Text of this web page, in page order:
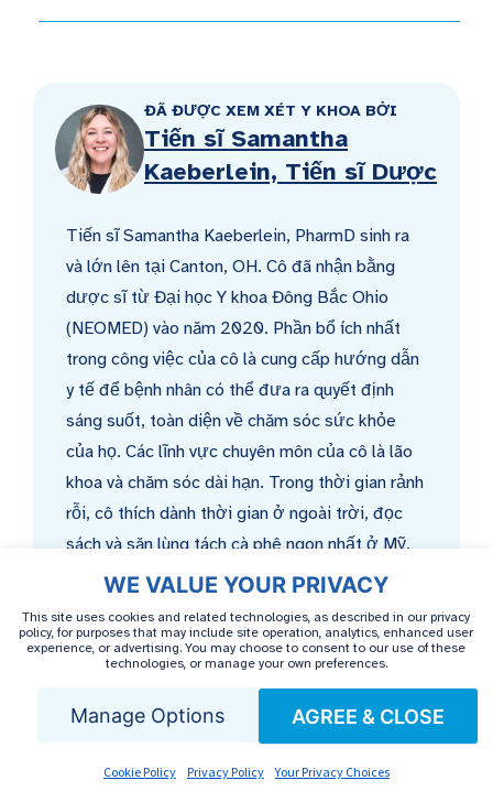
WE VALUE YOUR PRIVACY
This site uses cookies and related technologies, as described in our privacy
policy, for purposes that may include site operation, analytics, enhanced user
experience, or advertising. You may choose to consent to our use of these
technologies, or manage your own preferences.
Manage Options AGREE & CLOSE
Cookie Policy Privacy Policy Your Privacy Choices
ĐÃ ĐƯỢC XEM XÉT Y KHOA BỞI
Tiến sĩ Samantha
Kaeberlein, Tiến sĩ Dược
Tiến sĩ Samantha Kaeberlein, PharmD sinh ra
và lớn lên tại Canton, OH. Cô đã nhận bằng
dược sĩ từ Đại học Y khoa Đông Bắc Ohio
(NEOMED) vào năm 2020. Phần bổ ích nhất
trong công việc của cô là cung cấp hướng dẫn
y tế để bệnh nhân có thể đưa ra quyết định
sáng suốt, toàn diện về chăm sóc sức khỏe
của họ. Các lĩnh vực chuyên môn của cô là lão
khoa và chăm sóc dài hạn. Trong thời gian rảnh
rỗi, cô thích dành thời gian ở ngoài trời, đọc
sách và săn lùng tách cà phê ngon nhất ở Mỹ.
BÀI VIẾT LIÊN QUAN